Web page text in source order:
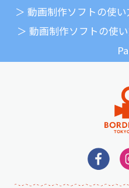
動画制作ソフトの使い
動画制作ソフトの使